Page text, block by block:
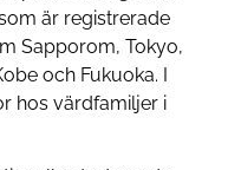
är registrerade
Sapporom, Tokyo,
och Fukuoka. I
hos värdfamiljer i